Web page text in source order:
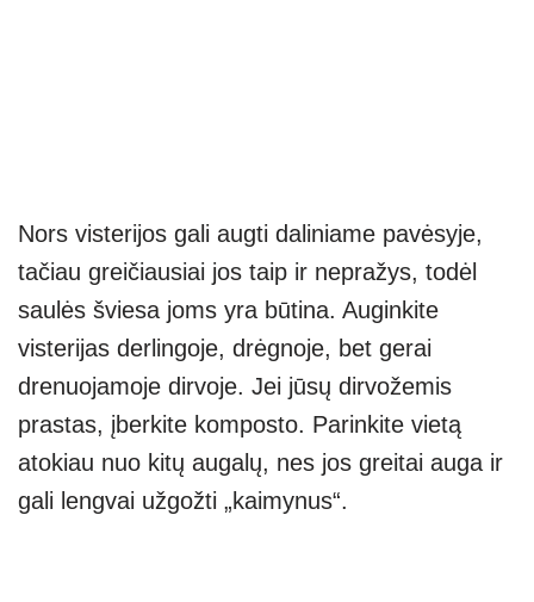
Nors visterijos gali augti daliniame pavėsyje,
tačiau greičiausiai jos taip ir nepražys, todėl
saulės šviesa joms yra būtina. Auginkite
visterijas derlingoje, drėgnoje, bet gerai
drenuojamoje dirvoje. Jei jūsų dirvožemis
prastas, įberkite komposto. Parinkite vietą
atokiau nuo kitų augalų, nes jos greitai auga ir
gali lengvai užgožti „kaimynus“.